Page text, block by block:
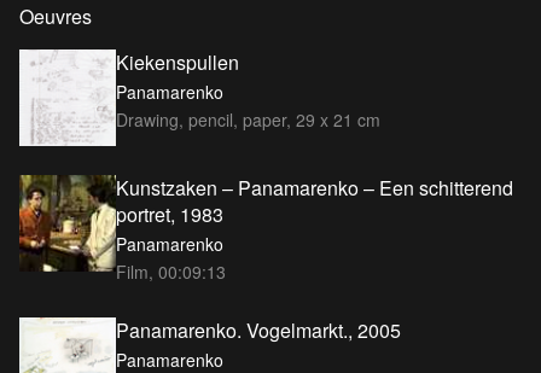
Oeuvres
Kiekenspullen
Panamarenko
Drawing, pencil, paper, 29 x 21 cm
Kunstzaken – Panamarenko – Een schitterend
portret, 1983
Panamarenko
Film, 00:09:13
Panamarenko. Vogelmarkt., 2005
Panamarenko